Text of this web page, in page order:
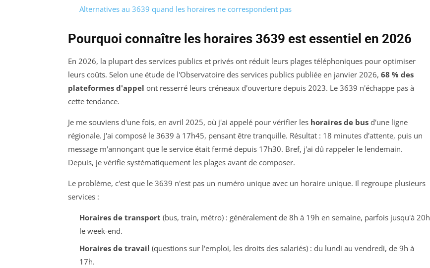
Alternatives au 3639 quand les horaires ne correspondent pas
Pourquoi connaître les horaires 3639 est essentiel en 2026
En 2026, la plupart des services publics et privés ont réduit leurs plages téléphoniques pour optimiser
leurs coûts. Selon une étude de l'Observatoire des services publics publiée en janvier 2026, 68 % des
plateformes d'appel ont resserré leurs créneaux d'ouverture depuis 2023. Le 3639 n'échappe pas à
cette tendance.
Je me souviens d'une fois, en avril 2025, où j'ai appelé pour vérifier les horaires de bus d'une ligne
régionale. J'ai composé le 3639 à 17h45, pensant être tranquille. Résultat : 18 minutes d'attente, puis un
message m'annonçant que le service était fermé depuis 17h30. Bref, j'ai dû rappeler le lendemain.
Depuis, je vérifie systématiquement les plages avant de composer.
Le problème, c'est que le 3639 n'est pas un numéro unique avec un horaire unique. Il regroupe plusieurs
services :
Horaires de transport (bus, train, métro) : généralement de 8h à 19h en semaine, parfois jusqu'à 20h
le week-end.
Horaires de travail (questions sur l'emploi, les droits des salariés) : du lundi au vendredi, de 9h à
17h.